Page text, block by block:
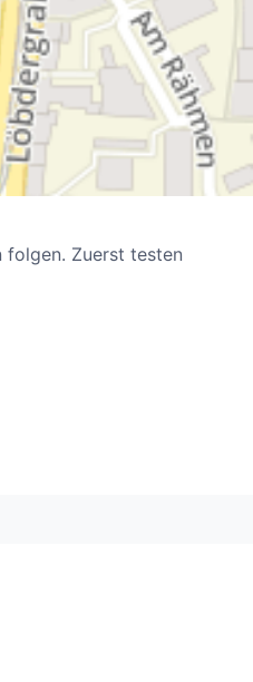
folgen. Zuerst testen